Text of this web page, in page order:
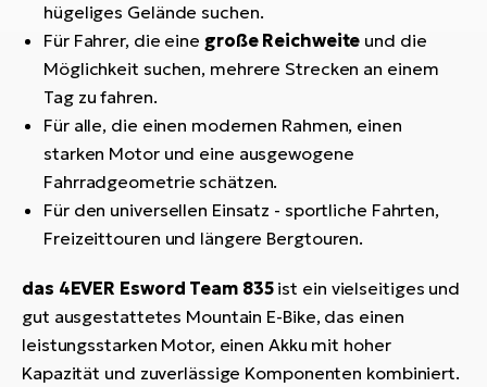
hügeliges Gelände suchen.
Für Fahrer, die eine große Reichweite und die
Möglichkeit suchen, mehrere Strecken an einem
Tag zu fahren.
Für alle, die einen modernen Rahmen, einen
starken Motor und eine ausgewogene
Fahrradgeometrie schätzen.
Für den universellen Einsatz - sportliche Fahrten,
Freizeittouren und längere Bergtouren.
das 4EVER Esword Team 835ist ein vielseitiges und
gut ausgestattetes Mountain E-Bike, das einen
leistungsstarken Motor, einen Akku mit hoher
Kapazität und zuverlässige Komponenten kombiniert.